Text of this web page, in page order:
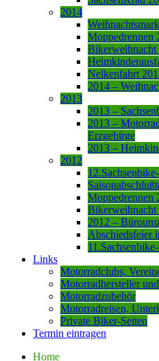
2014
Moppedrennen
Bikerweihnacht
Nelkenfahrt
2014 –
2013
2013 –
2013 –
Erzgebirge
2013 –
2012
Moppedrennen
Bikerweihnacht
2012 –
Abschiedsfeier
Links
Motorradclubs,
Motorradhersteller
Motorradzubehör
Motorradreisen,
Private Biker-Seiten
Termin eintragen
Home